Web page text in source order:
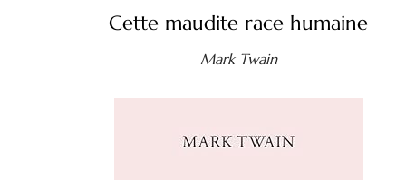
Cette maudite race humaine
Mark Twain